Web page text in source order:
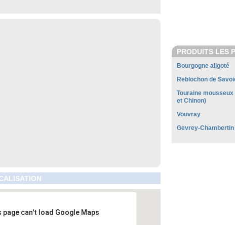
page can't load Google Maps
PRODUITS LES
Bourgogne aligoté
Reblochon de
Touraine
et Chinon)
Vouvray
Gevrey-